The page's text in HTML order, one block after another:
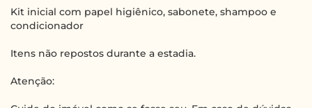
Kit inicial com papel higiênico, sabonete, shampoo e
condicionador
Itens não repostos durante a estadia.
Atenção: